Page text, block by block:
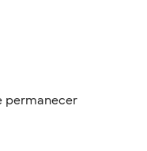
permanecer